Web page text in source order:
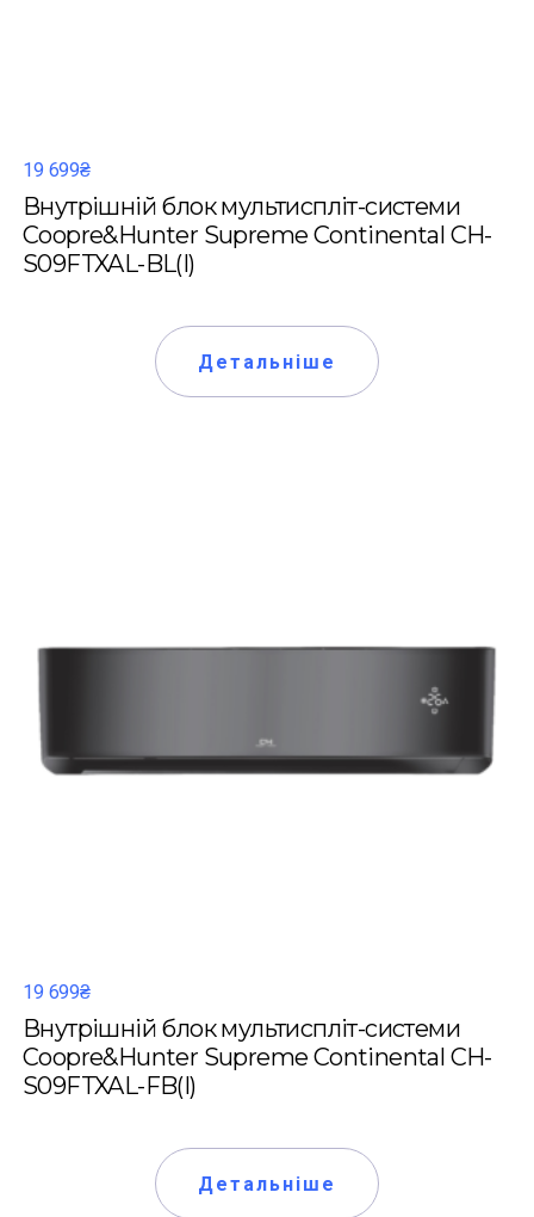
19 699₴
Внутрішній блок мультиспліт-системи
Coopre&Hunter Supreme Continental CH-
S09FTXAL-BL(I)
Детальніше
19 699₴
Внутрішній блок мультиспліт-системи
Coopre&Hunter Supreme Continental CH-
S09FTXAL-FB(I)
Детальніше